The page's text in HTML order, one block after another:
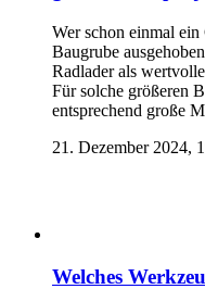
Wer schon einmal
Baugrube
Radlader als
Für solche größeren
entsprechend große
21. Dezember 2024,
Welches